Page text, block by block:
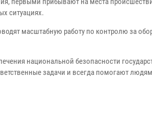
ситуациях.
масштабную работу по контролю за
национальной безопасности
задачи и всегда помогают